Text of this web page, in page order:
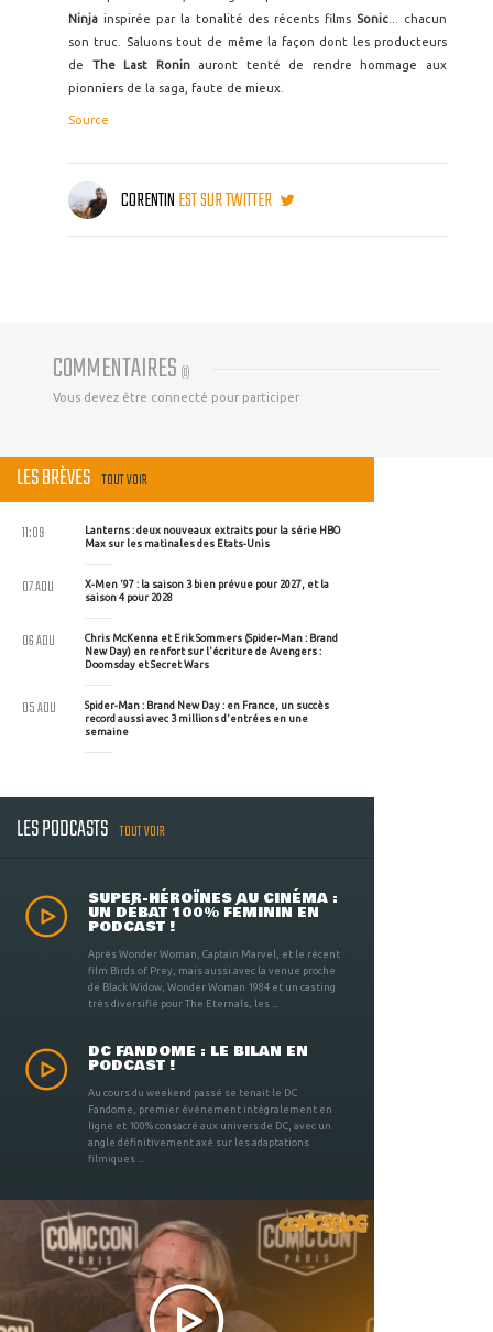
Ninja inspirée par la tonalité des récents films Sonic ... chacun
son truc. Saluons tout de même la façon dont les producteurs
de The Last Roninauront tenté de rendre hommage aux
pionniers de la saga, faute de mieux.
Source
CORENTINEST SUR TWITTER
COMMENTAIRES (0)
Vous devez être connecté pour participer
LES BRÈVES TOUT VOIR
Lanterns : deux nouveaux extraits pour la série HBO
Max sur les matinales des Etats-Unis
11:09
X-Men '97 : la saison 3 bien prévue pour 2027, et la
saison 4 pour 2028
07 AOU
Chris McKenna et Erik Sommers (Spider-Man : Brand
New Day) en renfort sur l'écriture de Avengers :
Doomsday et Secret Wars
06 AOU
Spider-Man : Brand New Day : en France, un succès
record aussi avec 3 millions d'entrées en une
semaine
05 AOU
LES PODCASTS TOUT VOIR
SUPER-HÉROÏNES AU CINÉMA :
UN DÉBAT 100% FÉMININ EN
PODCAST !
Après Wonder Woman, Captain Marvel, et le récent
film Birds of Prey, mais aussi avec la venue proche
de Black Widow, Wonder Woman 1984 et un casting
très diversifié pour The Eternals, les ...
DC FANDOME : LE BILAN EN
PODCAST !
Au cours du weekend passé se tenait le DC
Fandome, premier évènement intégralement en
ligne et 100% consacré aux univers de DC, avec un
angle définitivement axé sur les adaptations
filmiques ...